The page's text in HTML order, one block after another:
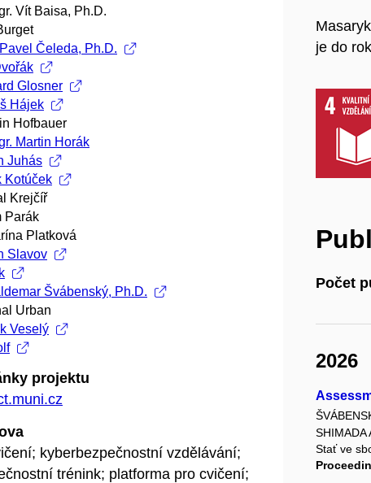
Vít Baisa, Ph.D.
Čeleda, Ph.D.
Glosner
Hájek
Hofbauer
Martin Horák
Juhás
Kotúček
Krejčíř
Parák
Platková
Slavov
Švábenský, Ph.D.
Urban
Veselý
projektu
kyberbezpečnostní vzdělávání;
trénink; platforma pro cvičení;
je do
Počet
2026
SHIMADA
Stať ve